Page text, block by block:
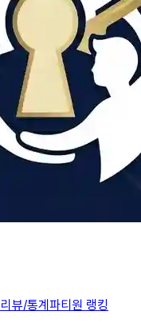
리뷰/통계파티원 랭킹